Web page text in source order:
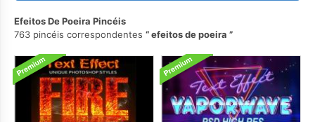
Efeitos De Poeira Pincéis
763 pincéis correspondentes
efeitos de poeira